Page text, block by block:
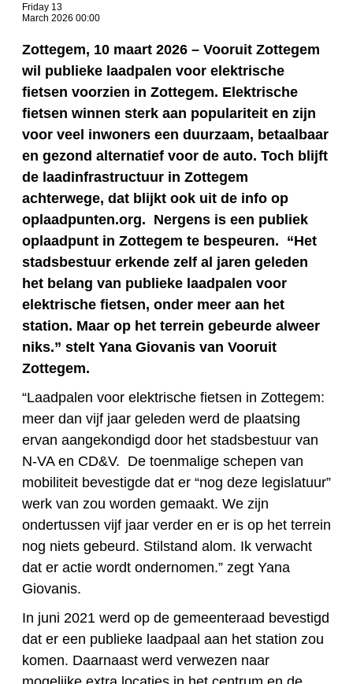
Friday 13
March 2026 00:00
Zottegem, 10 maart 2026 – Vooruit Zottegem
wil publieke laadpalen voor elektrische
fietsen voorzien in Zottegem. Elektrische
fietsen winnen sterk aan populariteit en zijn
voor veel inwoners een duurzaam, betaalbaar
en gezond alternatief voor de auto. Toch blijft
de laadinfrastructuur in Zottegem
achterwege, dat blijkt ook uit de info op
oplaadpunten.org. Nergens is een publiek
oplaadpunt in Zottegem te bespeuren. “Het
stadsbestuur erkende zelf al jaren geleden
het belang van publieke laadpalen voor
elektrische fietsen, onder meer aan het
station. Maar op het terrein gebeurde alweer
niks.” stelt Yana Giovanis van Vooruit
Zottegem.
“Laadpalen voor elektrische fietsen in Zottegem:
meer dan vijf jaar geleden werd de plaatsing
ervan aangekondigd door het stadsbestuur van
N-VA en CD&V. De toenmalige schepen van
mobiliteit bevestigde dat er “nog deze legislatuur”
werk van zou worden gemaakt. We zijn
ondertussen vijf jaar verder en er is op het terrein
nog niets gebeurd. Stilstand alom. Ik verwacht
dat er actie wordt ondernomen.” zegt Yana
Giovanis.
In juni 2021 werd op de gemeenteraad bevestigd
dat er een publieke laadpaal aan het station zou
komen. Daarnaast werd verwezen naar